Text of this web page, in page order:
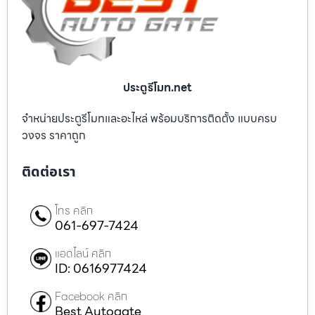
ประตูรีโมท.net
จำหน่ายประตูรีโมทและอะไหล่ พร้อมบริการติดตั้ง แบบครบ
วงจร ราคาถูก
ติดต่อเรา
โทร คลิก
061-697-7424
แอดไลน์ คลิก
ID: 0616977424
Facebook คลิก